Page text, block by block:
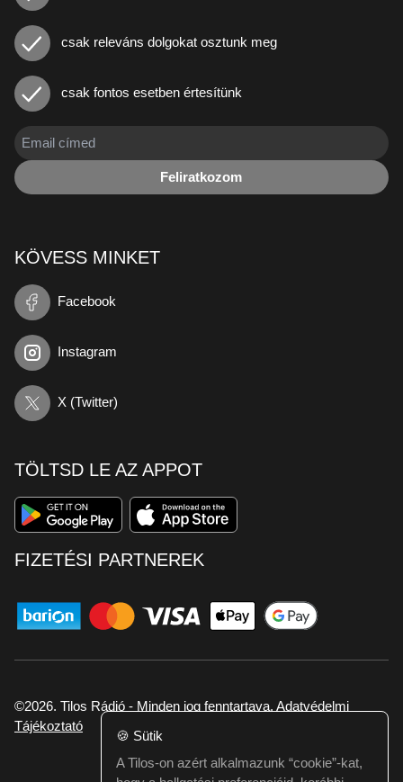
csak releváns dolgokat osztunk meg
csak fontos esetben értesítünk
Feliratkozom
KÖVESS MINKET
Facebook
Instagram
X (Twitter)
TÖLTSD LE AZ APPOT
FIZETÉSI PARTNEREK
©2026. Tilos Rádió - Minden jog fenntartava. Adatvédelmi
Tájékoztató
🍪 Sütik
A Tilos-on azért alkalmazunk “cookie”-kat,